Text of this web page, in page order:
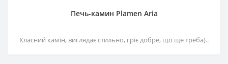
Печь-камин Plamen Aria
Класний камін, виглядає стильно, гріє добре, що ще треба)..